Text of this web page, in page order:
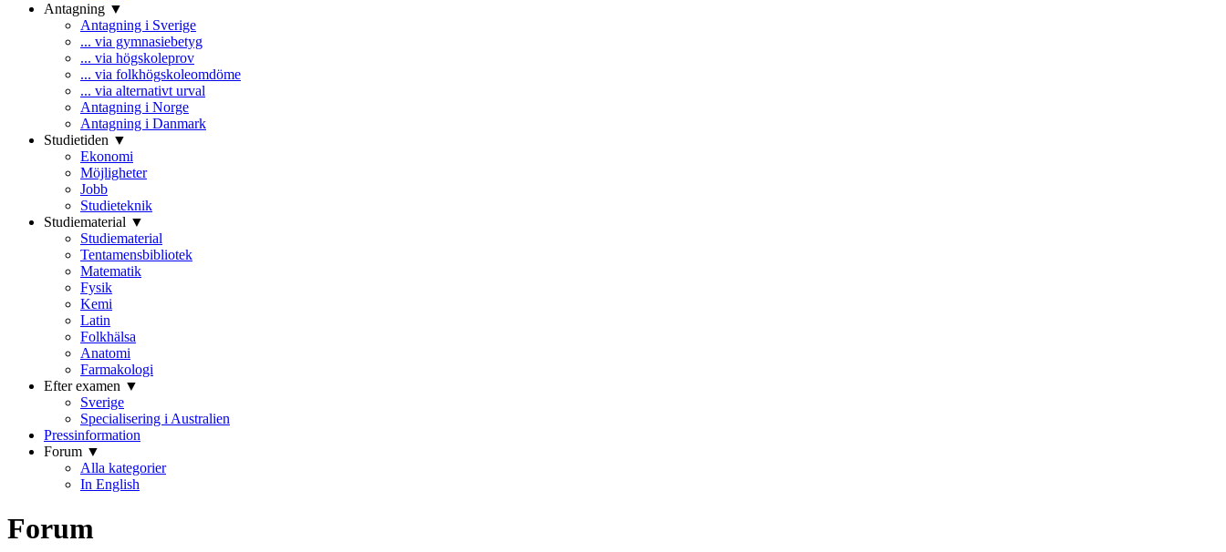
Antagning ▼
Antagning i Sverige
... via gymnasiebetyg
... via högskoleprov
... via folkhögskoleomdöme
... via alternativt urval
Antagning i Norge
Antagning i Danmark
Studietiden ▼
Ekonomi
Möjligheter
Jobb
Studieteknik
Studiematerial ▼
Studiematerial
Tentamensbibliotek
Matematik
Fysik
Kemi
Latin
Folkhälsa
Anatomi
Farmakologi
Efter examen ▼
Sverige
Specialisering i Australien
Pressinformation
Forum ▼
Alla kategorier
In English
Forum